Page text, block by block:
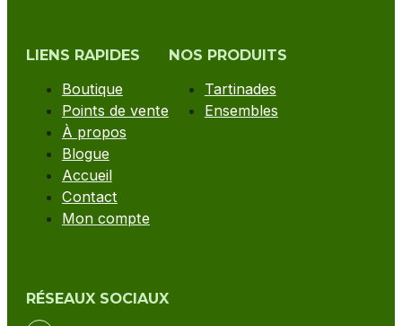
LIENS RAPIDES
Boutique
Points de vente
À propos
Blogue
Accueil
Contact
Mon compte
NOS PRODUITS
Tartinades
Ensembles
RÉSEAUX SOCIAUX